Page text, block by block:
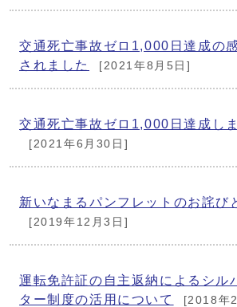
交通死亡事故ゼロ1,000日達成の
されました
[2021年8月5日]
交通死亡事故ゼロ1,000日達成し
[2021年6月30日]
新いなまるパンフレットのお詫び
[2019年12月3日]
運転免許証の自主返納によるシル
ター制度の活用について
[2018年